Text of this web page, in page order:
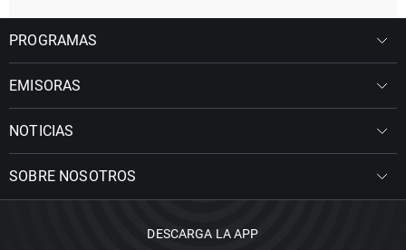
PROGRAMAS
EMISORAS
NOTICIAS
SOBRE NOSOTROS
DESCARGA LA APP